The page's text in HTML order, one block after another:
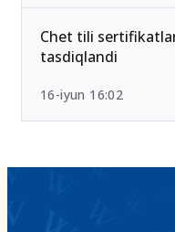
Chet tili
tasdiqlandi
16-iyun 16:02